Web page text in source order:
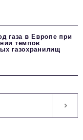
газа в Европе при
темпов
газохранилищ